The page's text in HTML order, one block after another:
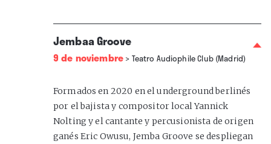
Jembaa Groove
9 de noviembre > Teatro Audiophile Club (Madrid)
Formados en 2020 en el underground berlinés
por el bajista y compositor local Yannick
Nolting y el cantante y percusionista de origen
ganés Eric Owusu, Jemba Groove se despliegan